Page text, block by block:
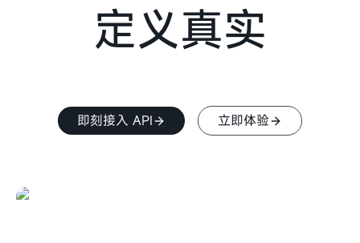
定义真实
即刻接入 API 立即体验